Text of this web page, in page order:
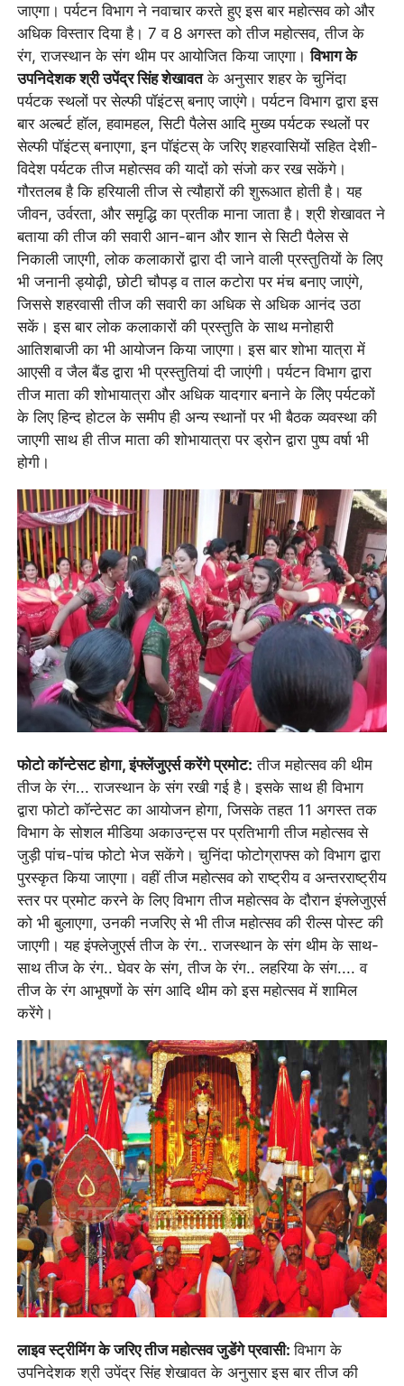
जाएगा। पर्यटन विभाग ने नवाचार करते हुए इस बार महोत्सव को और
अधिक विस्तार दिया है। 7 व 8 अगस्त को तीज महोत्सव, तीज के
रंग, राजस्थान के संग थीम पर आयोजित किया जाएगा।विभाग के
उपनिदेशक श्री उपेंद्र सिंह शेखावतके अनुसार शहर के चुनिंदा
पर्यटक स्थलों पर सेल्फी पॉइंटस् बनाए जाएंगे। पर्यटन विभाग द्वारा इस
बार अल्बर्ट हॉल, हवामहल, सिटी पैलेस आदि मुख्य पर्यटक स्थलों पर
सेल्फी पॉइंटस् बनाएगा, इन पॉइंटस् के जरिए शहरवासियों सहित देशी-
विदेश पर्यटक तीज महोत्सव की यादों को संजो कर रख सकेंगे।
गौरतलब है कि हरियाली तीज से त्यौहारों की शुरूआत होती है। यह
जीवन, उर्वरता, और समृद्धि का प्रतीक माना जाता है। श्री शेखावत ने
बताया की तीज की सवारी आन-बान और शान से सिटी पैलेस से
निकाली जाएगी, लोक कलाकारों द्वारा दी जाने वाली प्रस्तुतियों के लिए
भी जनानी ड्योढ़ी, छोटी चौपड़ व ताल कटोरा पर मंच बनाए जाएंगे,
जिससे शहरवासी तीज की सवारी का अधिक से अधिक आनंद उठा
सकें। इस बार लोक कलाकारों की प्रस्तुति के साथ मनोहारी
आतिशबाजी का भी आयोजन किया जाएगा। इस बार शोभा यात्रा में
आएसी व जैल बैंड द्वारा भी प्रस्तुतियां दी जाएंगी। पर्यटन विभाग द्वारा
तीज माता की शोभायात्रा और अधिक यादगार बनाने के लिेए पर्यटकों
के लिए हिन्द होटल के समीप ही अन्य स्थानों पर भी बैठक व्यवस्था की
जाएगी साथ ही तीज माता की शोभायात्रा पर ड्रोन द्वारा पुष्प वर्षा भी
होगी।
फोटो कॉन्टेसट होगा, इंफ्लेंजुएर्स करेंगे प्रमोट: तीज महोत्सव की थीम
तीज के रंग... राजस्थान के संग रखी गई है। इसके साथ ही विभाग
द्वारा फोटो कॉन्टेसट का आयोजन होगा, जिसके तहत 11 अगस्त तक
विभाग के सोशल मीडिया अकाउन्ट्स पर प्रतिभागी तीज महोत्सव से
जुड़ी पांच-पांच फोटो भेज सकेंगे। चुनिंदा फोटोग्राफ्स को विभाग द्वारा
पुरस्कृत किया जाएगा। वहीं तीज महोत्सव को राष्ट्रीय व अन्तरराष्ट्रीय
स्तर पर प्रमोट करने के लिए विभाग तीज महोत्सव के दौरान इंफ्लेजुएर्स
को भी बुलाएगा, उनकी नजरिए से भी तीज महोत्सव की रील्स पोस्ट की
जाएगी। यह इंफ्लेजुएर्स तीज के रंग.. राजस्थान के संग थीम के साथ-
साथ तीज के रंग.. घेवर के संग, तीज के रंग.. लहरिया के संग.... व
तीज के रंग आभूषणों के संग आदि थीम को इस महोत्सव में शामिल
करेंगे।
लाइव स्ट्रीमिंग के जरिए तीज महोत्सव जुडेंगे प्रवासी:विभाग के
उपनिदेशक श्री उपेंद्र सिंह शेखावत के अनुसार इस बार तीज की